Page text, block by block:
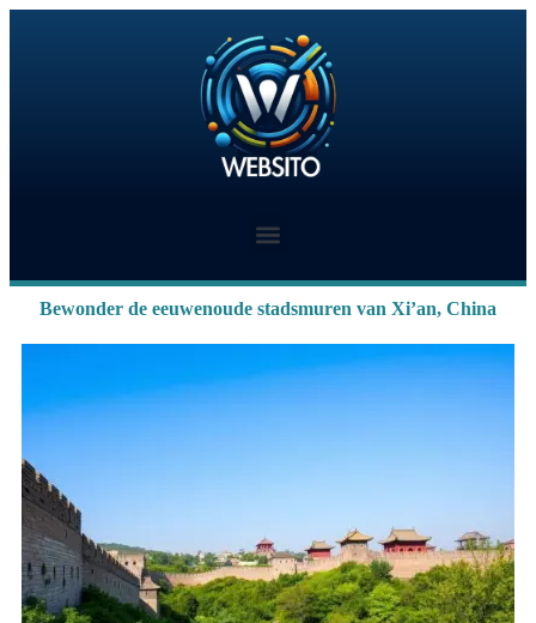
Bewonder de eeuwenoude stadsmuren van Xi’an, China